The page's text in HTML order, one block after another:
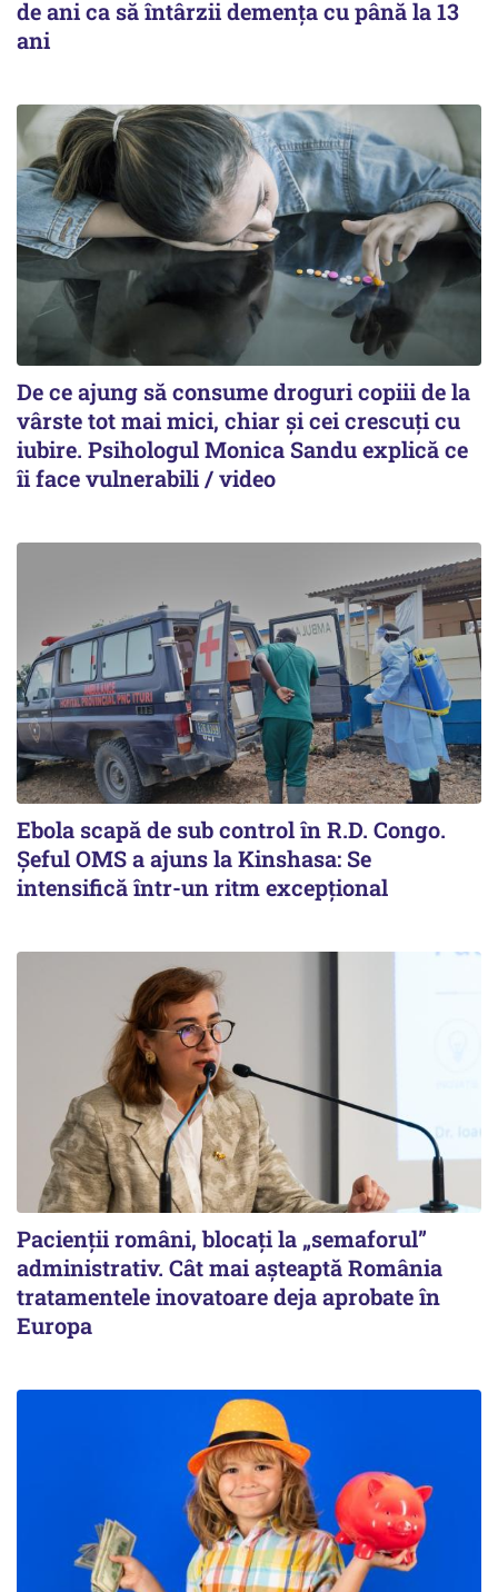
de ani ca să întârzii demența cu până la 13
ani
De ce ajung să consume droguri copiii de la
vârste tot mai mici, chiar și cei crescuți cu
iubire. Psihologul Monica Sandu explică ce
îi face vulnerabili / video
Ebola scapă de sub control în R.D. Congo.
Șeful OMS a ajuns la Kinshasa: Se
intensifică într-un ritm excepţional
Pacienții români, blocați la „semaforul”
administrativ. Cât mai așteaptă România
tratamentele inovatoare deja aprobate în
Europa